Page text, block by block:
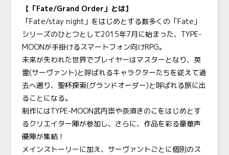
【「Fate/Grand Order」とは】
「Fate/stay night」をはじめとする数多くの「Fate」
シリーズのひとつとして2015年7月に始まった、TYPE-
MOONが手掛けるスマートフォン向けRPG。
未来が失われた世界でプレイヤーはマスターとなり、英
霊(サーヴァント)と呼ばれるキャラクターたちを従えて過
去へ遡り、聖杯探索(グランドオーダー)と呼ばれる旅に出
ることになる。
制作にはTYPE-MOON武内崇や奈須きのこをはじめとす
るクリエイター陣が参加し、さらに、作品を彩る豪華声
優陣が集結！
メインストーリーに加え、サーヴァントごとに個別のス